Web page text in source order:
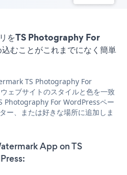
をTS Photography For
むことがこれまでになく簡単
TS Photography For
ェブサイトのスタイルと色を一致
Photography For WordPressペー
ー、または好きな場所に追加しま
App on TS